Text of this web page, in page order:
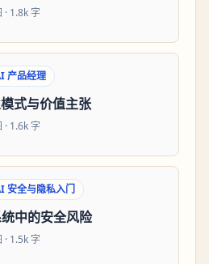
· 1.8k 字
产品经理
式与价值主张
· 1.6k 字
安全与隐私入门
中的安全风险
· 1.5k 字